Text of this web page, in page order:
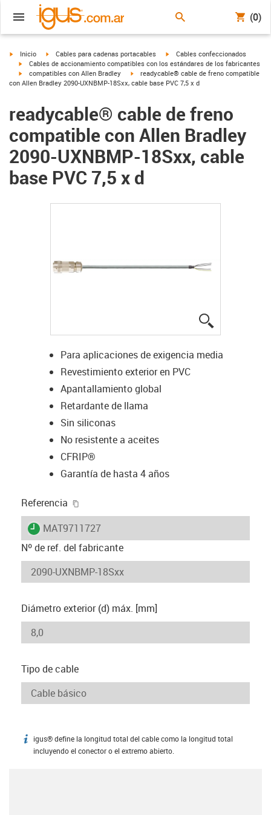
(0)
igus-icon-arrow-right
Inicio igus-icon-arrow-right
Cables para cadenas portacables igus-icon-arrow-right
Cables confeccionados
igus-icon-arrow-right
Cables de accionamiento compatibles con los estándares de los fabricantes
igus-icon-arrow-right
compatibles con Allen Bradley igus-icon-arrow-right
readycable® cable de freno compatible
con Allen Bradley 2090-UXNBMP-18Sxx, cable base PVC 7,5 x d
readycable® cable de freno
compatible con Allen Bradley
2090-UXNBMP-18Sxx, cable
base PVC 7,5 x d
Para aplicaciones de exigencia media
Revestimiento exterior en PVC
Apantallamiento global
Retardante de llama
Sin siliconas
No resistente a aceites
CFRIP®
Garantía de hasta 4 años
Referencia
igus-icon-lieferzeit
MAT9711727
Nº de ref. del fabricante
Diámetro exterior (d) máx. [mm]
Tipo de cable
igus-icon-info
igus® define la longitud total del cable como la longitud total
incluyendo el conector o el extremo abierto.